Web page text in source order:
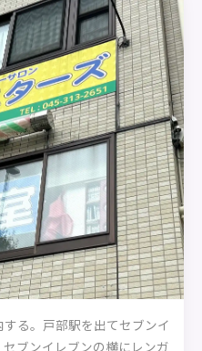
る。戸部駅を出てセブンイ
ブンイレブンの横にレンガ